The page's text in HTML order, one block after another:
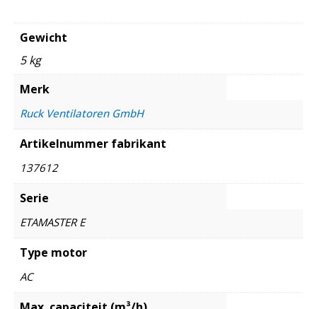
Gewicht
5 kg
Merk
Ruck Ventilatoren GmbH
Artikelnummer fabrikant
137612
Serie
ETAMASTER E
Type motor
AC